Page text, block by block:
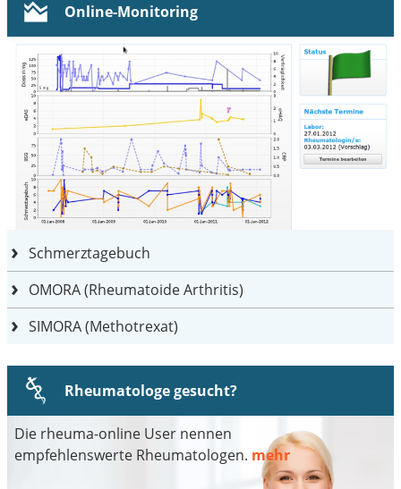
Online-Monitoring
Schmerztagebuch
OMORA (Rheumatoide Arthritis)
SIMORA (Methotrexat)
Rheumatologe gesucht?
Die rheuma-online User nennen
empfehlenswerte Rheumatologen. mehr